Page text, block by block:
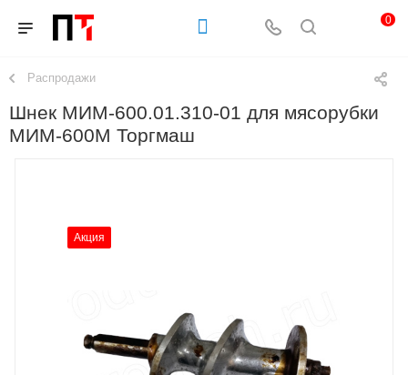
0
Распродажи
Шнек МИМ-600.01.310-01 для мясорубки
МИМ-600М Торгмаш
Акция